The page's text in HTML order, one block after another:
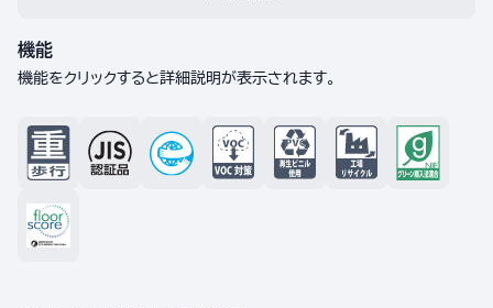
機能
機能をクリックすると詳細説明が表示されます。